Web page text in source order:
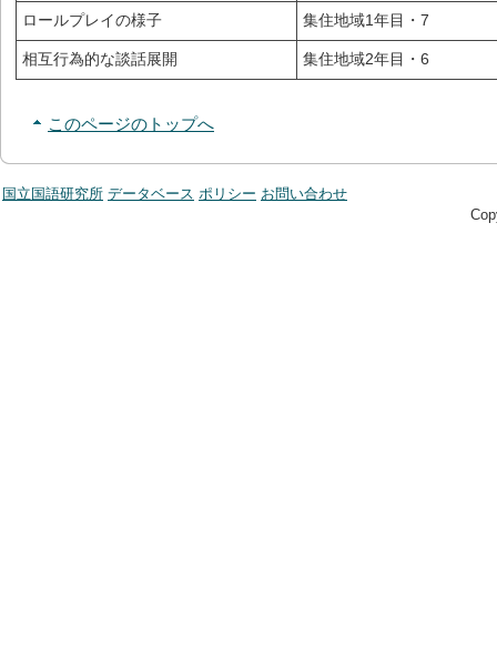
ロールプレイの様子 集住地域1年目・7
相互行為的な談話展開 集住地域2年目・6
このページのトップへ
国立国語研究所 データベース ポリシー お問い合わせ